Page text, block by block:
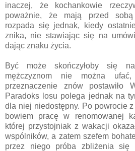
inaczej, że kochankowie
poważnie, że mają przed sobą
rozpada się jednak, kiedy
znika, nie stawiając się na
dając znaku życia.
Być może skończyłoby się
mężczyznom nie można
przeznaczenie znów postawiło
Paradoks losu polega jednak na
dla niej niedostępny. Po powrocie
bowiem pracę w renomowanej
której przystojniak z wakacji
wspólników, a zatem szefem
przez niego próba zbliżenia